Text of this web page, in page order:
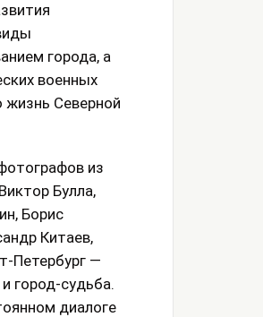
города, а
военных
жизнь Северной
из
Булла,
Борис
Китаев,
Петербург —
город-судьба.
диалоге